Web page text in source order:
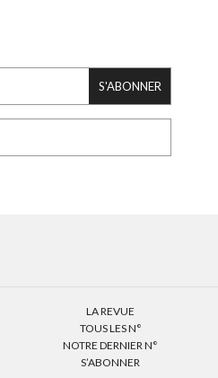
S'ABONNER
LA REVUE
TOUS LES N°
NOTRE DERNIER N°
S’ABONNER